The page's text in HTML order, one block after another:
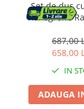
Set de dus
Hansgrohe
687,00
658,00
IN
ADAUGA